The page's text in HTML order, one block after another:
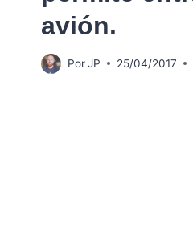
avión.
PorJP 25/04/2017